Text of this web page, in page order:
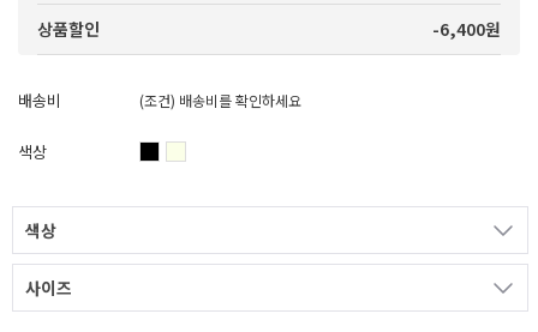
상품할인 -6,400원
배송비 (조건) 배송비를 확인하세요
색상
색상
사이즈